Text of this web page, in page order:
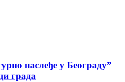
наслеђе у Београду”
града